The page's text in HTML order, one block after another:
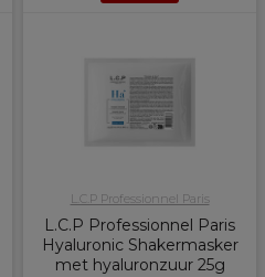
L.C.P Professionnel Paris
L.C.P Professionnel Paris
Hyaluronic Shakermasker
met hyaluronzuur 25g